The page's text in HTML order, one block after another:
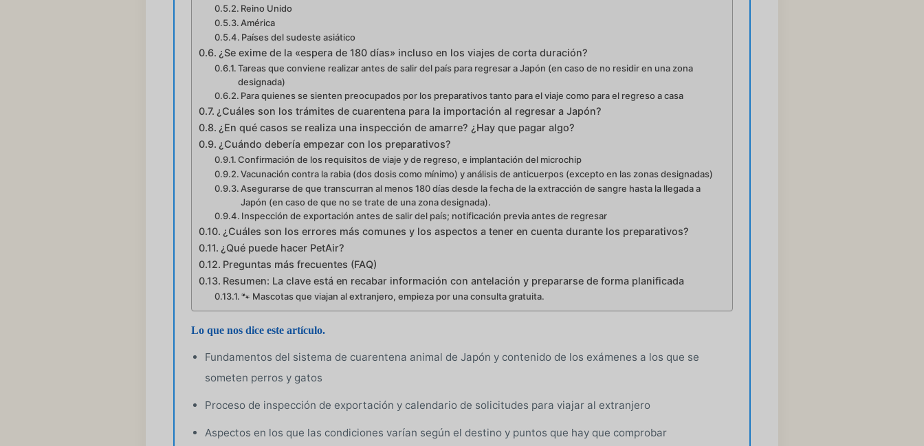
Reino Unido
América
Países del sudeste asiático
¿Se exime de la «espera de 180 días» incluso en los viajes de corta duración?
Tareas que conviene realizar antes de salir del país para regresar a Japón (en caso de no residir en una zona
designada)
Para quienes se sienten preocupados por los preparativos tanto para el viaje como para el regreso a casa
¿Cuáles son los trámites de cuarentena para la importación al regresar a Japón?
¿En qué casos se realiza una inspección de amarre? ¿Hay que pagar algo?
¿Cuándo debería empezar con los preparativos?
Confirmación de los requisitos de viaje y de regreso, e implantación del microchip
Vacunación contra la rabia (dos dosis como mínimo) y análisis de anticuerpos (excepto en las zonas designadas)
Asegurarse de que transcurran al menos 180 días desde la fecha de la extracción de sangre hasta la llegada a
Japón (en caso de que no se trate de una zona designada).
Inspección de exportación antes de salir del país; notificación previa antes de regresar
¿Cuáles son los errores más comunes y los aspectos a tener en cuenta durante los preparativos?
¿Qué puede hacer PetAir?
Preguntas más frecuentes (FAQ)
Resumen: La clave está en recabar información con antelación y prepararse de forma planificada
🐾 Mascotas que viajan al extranjero, empieza por una consulta gratuita.
Lo que nos dice este artículo.
Fundamentos del sistema de cuarentena animal de Japón y contenido de los exámenes a los que se
someten perros y gatos
Proceso de inspección de exportación y calendario de solicitudes para viajar al extranjero
Aspectos en los que las condiciones varían según el destino y puntos que hay que comprobar